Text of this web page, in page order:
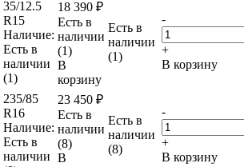
35/12.5
R15
Наличие:
Есть в
наличии
(1)
18 390 ₽
Есть в
наличии
(1)
В
корзину
Есть в
наличии
(1)
-
+
В корзину
235/85
R16
Наличие:
Есть в
наличии
23 450 ₽
Есть в
наличии
(8)
В
Есть в
наличии
(8)
-
+
В корзину